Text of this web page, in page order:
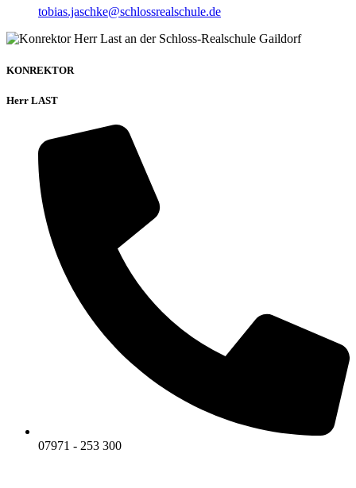
tobias.jaschke@schlossrealschule.de
KONREKTOR
Herr LAST
07971 - 253 300